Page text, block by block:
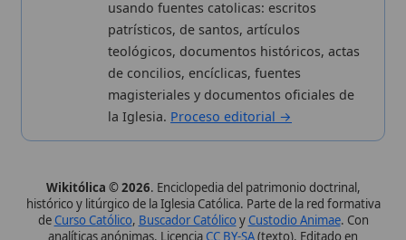
Carlo Acutis.
Sobre nosotros
Proceso editorial
Publicación seriada
Datos abiertos
Estadísticas
Aviso legal
Política de privacidad
Categorias
Más visitados
Cambios recientes
Aplicaciones
Widgets para tu web
Únete · publicación regular
Perfil de Instagram
Síguenos · @wikitolica